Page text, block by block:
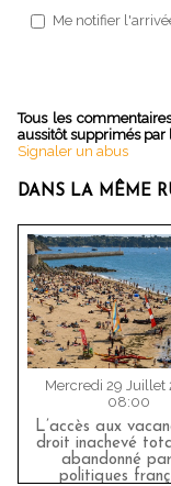
Me notifier
Tous les
aussitôt supprimés par
Signaler un abus
DANS LA MÊME
Mercredi 29 Juillet
08:00
L’accès aux
droit inachevé
abandonné
politiques